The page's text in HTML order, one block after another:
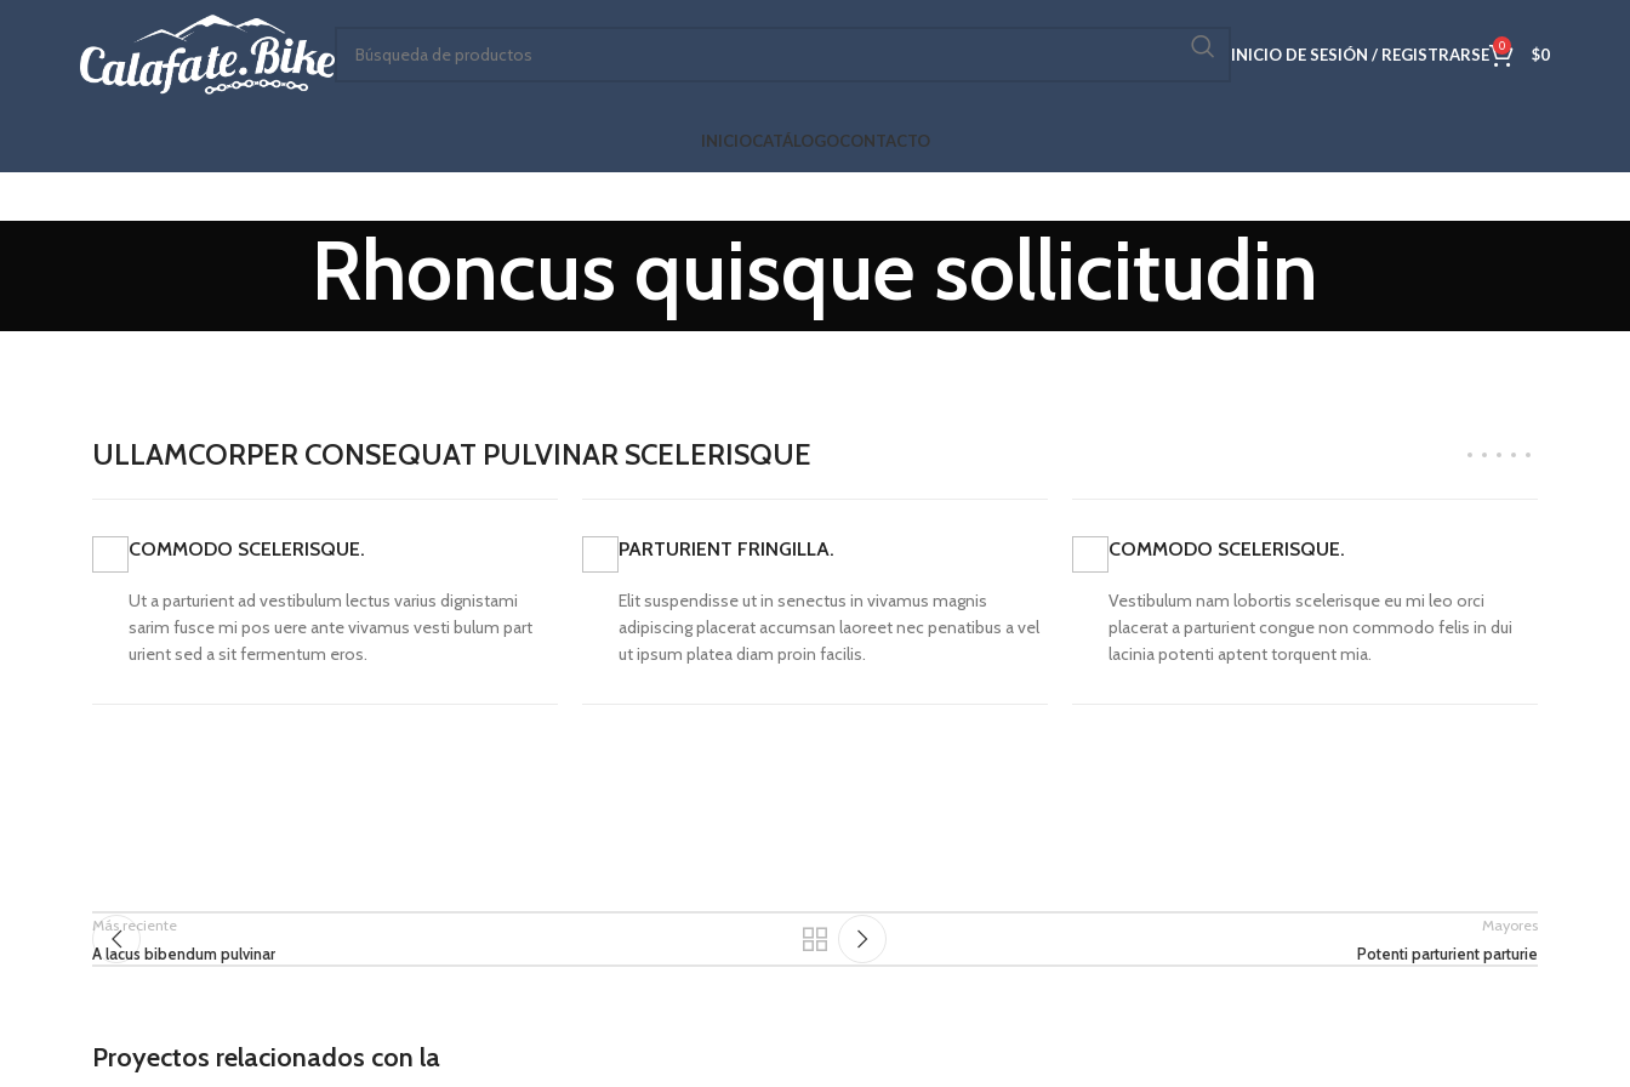
INICIO DE SESIÓN / REGISTRARSE 0 $0
INICIOCATÁLOGOCONTACTO
Rhoncus quisque sollicitudin
ULLAMCORPER CONSEQUAT PULVINAR SCELERISQUE
COMMODO SCELERISQUE.
Ut a parturient ad vestibulum lectus varius dignistami
sarim fusce mi pos uere ante vivamus vesti bulum part
urient sed a sit fermentum eros.
PARTURIENT FRINGILLA.
Elit suspendisse ut in senectus in vivamus magnis
adipiscing placerat accumsan laoreet nec penatibus a vel
ut ipsum platea diam proin facilis.
COMMODO SCELERISQUE.
Vestibulum nam lobortis scelerisque eu mi leo orci
placerat a parturient congue non commodo felis in dui
lacinia potenti aptent torquent mia.
Más reciente
A lacus bibendum pulvinar
Mayores
Potenti parturient parturie
Proyectos relacionados con la